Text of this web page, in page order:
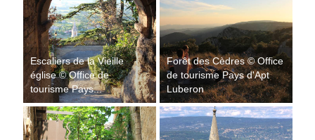
Escaliers de la Vieille
église © Office de
tourisme Pays...
Forêt des Cèdres © Office
de tourisme Pays d'Apt
Luberon